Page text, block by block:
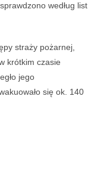
według list
straży pożarnej,
krótkim czasie
jego
się ok. 140